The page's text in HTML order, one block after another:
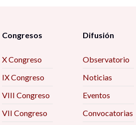
Congresos
X Congreso
IX Congreso
VIII Congreso
VII Congreso
Difusión
Observatorio
Noticias
Eventos
Convocatorias